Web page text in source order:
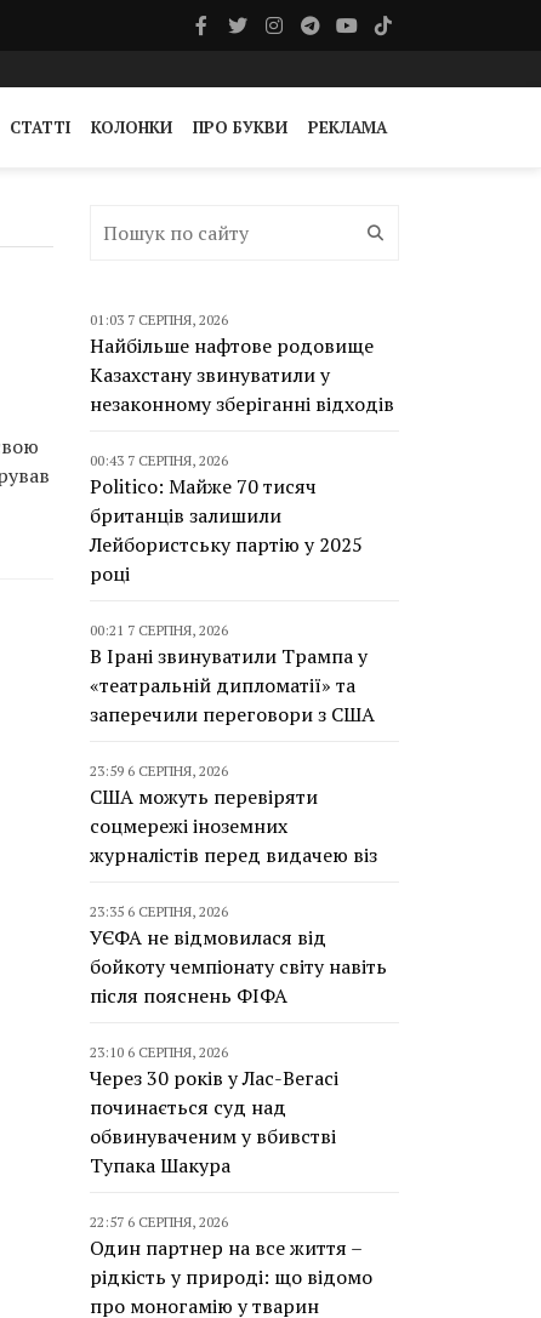
СТАТТІ КОЛОНКИ ПРО БУКВИ РЕКЛАМА
01:03 7 СЕРПНЯ, 2026
Найбільше нафтове родовище
Казахстану звинуватили у
незаконному зберіганні відходів
00:43 7 СЕРПНЯ, 2026
Politico: Майже 70 тисяч
британців залишили
Лейбористську партію у 2025
році
00:21 7 СЕРПНЯ, 2026
В Ірані звинуватили Трампа у
«театральній дипломатії» та
заперечили переговори з США
23:59 6 СЕРПНЯ, 2026
США можуть перевіряти
соцмережі іноземних
журналістів перед видачею віз
23:35 6 СЕРПНЯ, 2026
УЄФА не відмовилася від
бойкоту чемпіонату світу навіть
після пояснень ФІФА
23:10 6 СЕРПНЯ, 2026
Через 30 років у Лас-Вегасі
починається суд над
обвинуваченим у вбивстві
Тупака Шакура
22:57 6 СЕРПНЯ, 2026
Один партнер на все життя –
рідкість у природі: що відомо
про моногамію у тварин